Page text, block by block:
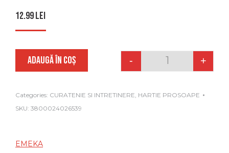
12.99lei
Quantity
- +
ADAUGĂ ÎN COȘ
Categories: CURATENIE SI INTRETINERE HARTIE PROSOAPE
SKU: 3800024026539
EMEKA